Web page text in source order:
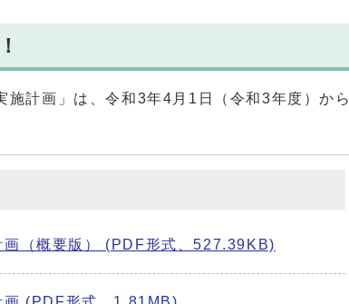
計画」は、令和3年4月1日（令和3年度）から
画（概要版） (PDF形式、527.39KB)